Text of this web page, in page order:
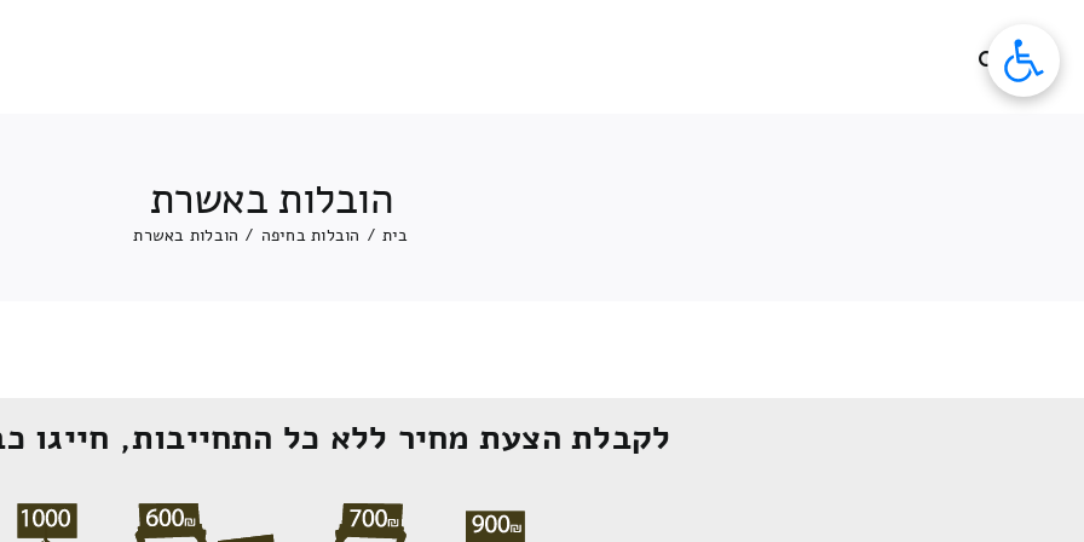
הובלות באשרת
בית / הובלות בחיפה / הובלות באשרת
לקבלת הצעת מחיר ללא כל התחייבות, חייגו